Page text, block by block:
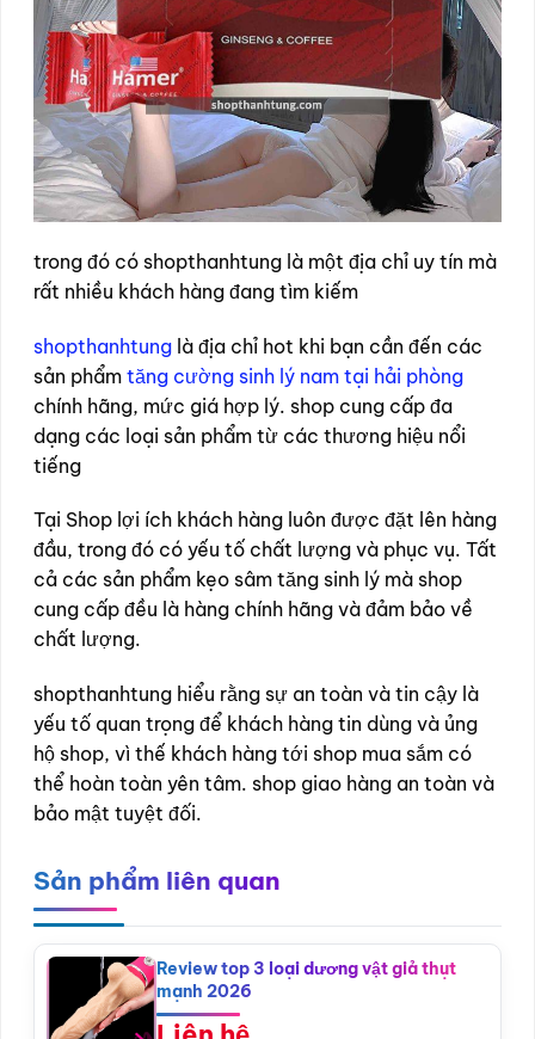
trong đó có shopthanhtung là một địa chỉ uy tín mà
rất nhiều khách hàng đang tìm kiếm
shopthanhtung là địa chỉ hot khi bạn cần đến các
sản phẩm tăng cường sinh lý nam tại hải phòng
chính hãng, mức giá hợp lý. shop cung cấp đa
dạng các loại sản phẩm từ các thương hiệu nổi
tiếng
Tại Shop lợi ích khách hàng luôn được đặt lên hàng
đầu, trong đó có yếu tố chất lượng và phục vụ. Tất
cả các sản phẩm kẹo sâm tăng sinh lý mà shop
cung cấp đều là hàng chính hãng và đảm bảo về
chất lượng.
shopthanhtung hiểu rằng sự an toàn và tin cậy là
yếu tố quan trọng để khách hàng tin dùng và ủng
hộ shop, vì thế khách hàng tới shop mua sắm có
thể hoàn toàn yên tâm. shop giao hàng an toàn và
bảo mật tuyệt đối.
Sản phẩm liên quan
Review top 3 loại dương vật giả thụt
mạnh 2026